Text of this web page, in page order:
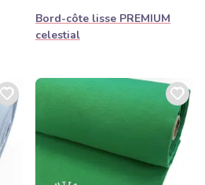
Bord-côte lisse PREMIUM
celestial